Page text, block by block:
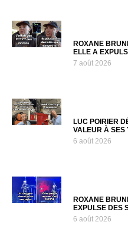
ROXANE
ELLE A
7 août 2026
LUC POIRIER
VALEUR À SES
6 août 2026
ROXANE
EXPULSE DES
6 août 2026